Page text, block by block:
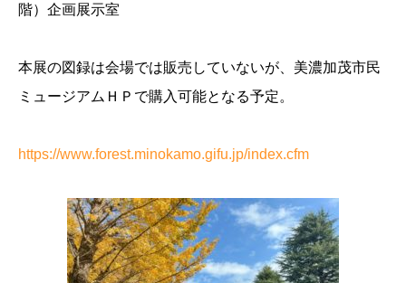
階）企画展示室
本展の図録は会場では販売していないが、美濃加茂市民
ミュージアムＨＰで購入可能となる予定。
https://www.forest.minokamo.gifu.jp/index.cfm